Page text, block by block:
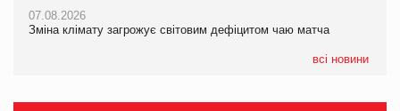
07.08.2026
Зміна клімату загрожує світовим дефіцитом чаю матча
всі новини
07.08.2026
Зміна клімату загрожує світовим дефіцитом чаю матча
Kraft Heinz скоротила збиток у першому півріччі